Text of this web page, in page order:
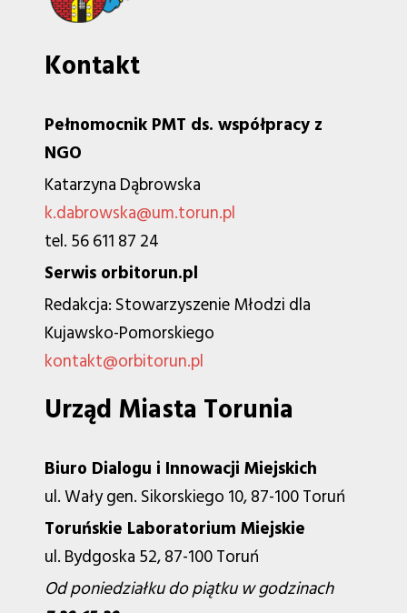
Kontakt
Pełnomocnik PMT ds. współpracy z
NGO
Katarzyna Dąbrowska
k.dabrowska@um.torun.pl
tel. 56 611 87 24
Serwis orbitorun.pl
Redakcja: Stowarzyszenie Młodzi dla
Kujawsko-Pomorskiego
kontakt@orbitorun.pl
Urząd Miasta Torunia
Biuro Dialogu i Innowacji Miejskich
ul. Wały gen. Sikorskiego 10, 87-100 Toruń
Toruńskie Laboratorium Miejskie
ul. Bydgoska 52, 87-100 Toruń
Od poniedziałku do piątku w godzinach